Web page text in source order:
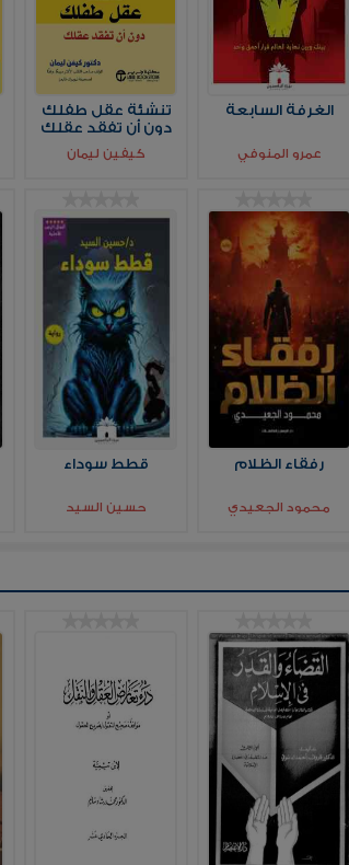
الغرفة السابعة
عمرو المنوفي
تنشئة عقل طفلك
دون أن تفقد عقلك
كيفين ليمان
رفقاء الظلام
محمود الجعيدي
قطط سوداء
حسين السيد